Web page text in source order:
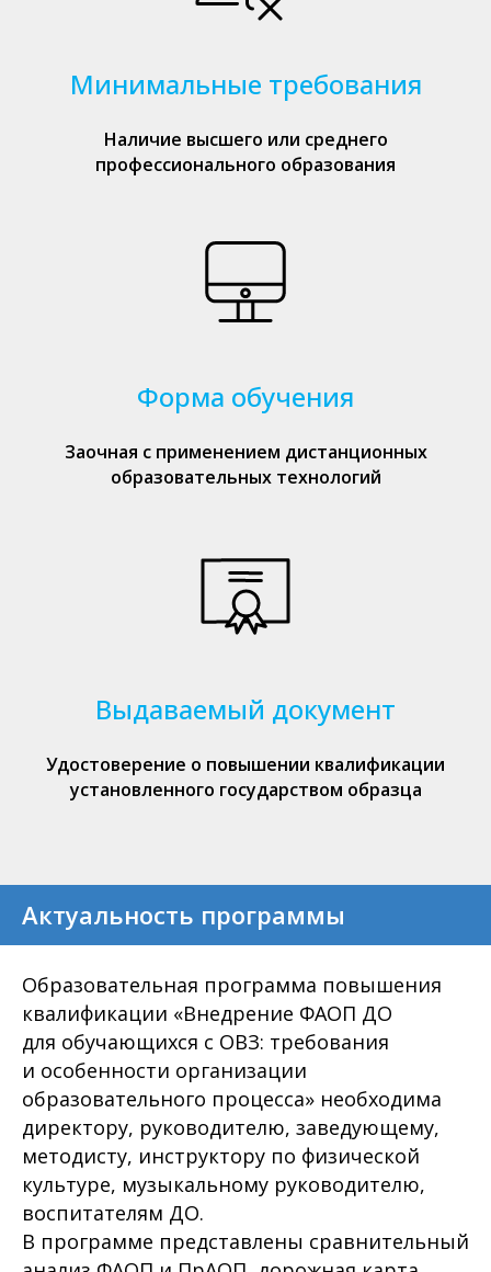
Минимальные требования
Наличие высшего или среднего
профессионального образования
Форма обучения
Заочная с применением дистанционных
образовательных технологий
Выдаваемый документ
Удостоверение о повышении квалификации
установленного государством образца
Актуальность программы
Образовательная программа повышения
квалификации «Внедрение ФАОП ДО
для обучающихся с ОВЗ: требования
и особенности организации
образовательного процесса» необходима
директору, руководителю, заведующему,
методисту, инструктору по физической
культуре, музыкальному руководителю,
воспитателям ДО.
В программе представлены сравнительный